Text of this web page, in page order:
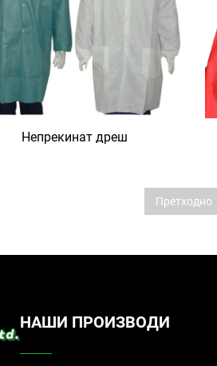
Непрекинат дреш
Претходно
НАШИ ПРОИЗВОДИ